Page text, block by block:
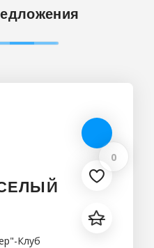
0
Клуб